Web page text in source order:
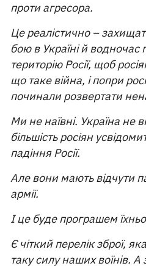
проти агресора.
Це реалістично –
бою в Україні й водночас
територію Росії, щоб
що таке війна, і попри
починали розвертати
Ми не наївні. Україна не
більшість росіян
падіння Росії.
Але вони мають відчути
армії.
І це буде програшем
Є чіткий перелік зброї,
таку силу наших воїнів.